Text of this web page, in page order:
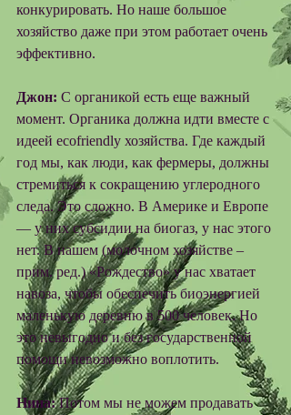
конкурировать. Но наше большое
хозяйство даже при этом работает очень
эффективно.
Джон: С органикой есть еще важный
момент. Органика должна идти вместе с
идеей ecofriendly хозяйства. Где каждый
год мы, как люди, как фермеры, должны
стремиться к сокращению углеродного
следа. Это сложно. В Америке и Европе
— у них субсидии на биогаз, у нас этого
нет. В нашем (молочном хозяйстве –
прим. ред.) «Рождество» у нас хватает
навоза, чтобы обеспечить биоэнергией
маленькую деревню в 500 человек. Но
это невыгодно и без государственной
помощи невозможно воплотить.
Нина: Потом мы не можем продавать